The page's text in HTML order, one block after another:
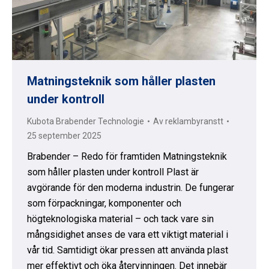
Matningsteknik som håller plasten
under kontroll
Kubota Brabender Technologie Avreklambyranstt
25 september 2025
Brabender – Redo för framtiden Matningsteknik
som håller plasten under kontroll Plast är
avgörande för den moderna industrin. De fungerar
som förpackningar, komponenter och
högteknologiska material – och tack vare sin
mångsidighet anses de vara ett viktigt material i
vår tid. Samtidigt ökar pressen att använda plast
mer effektivt och öka återvinningen. Det innebär